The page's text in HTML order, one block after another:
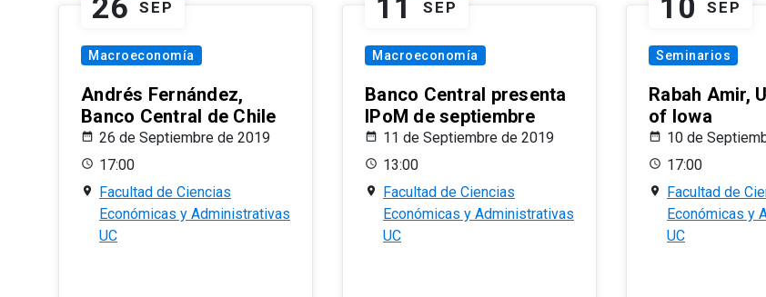
26 SEP
Macroeconomía
Andrés Fernández,
Banco Central de Chile
26 de Septiembre de 2019
17:00
Facultad de Ciencias
Económicas y Administrativas
UC
11 SEP
Macroeconomía
Banco Central presenta
IPoM de septiembre
11 de Septiembre de 2019
13:00
Facultad de Ciencias
Económicas y Administrativas
UC
10 SEP
Seminarios
Rabah Amir,
of Iowa
10 de
17:00
Facultad de
Económicas y
UC